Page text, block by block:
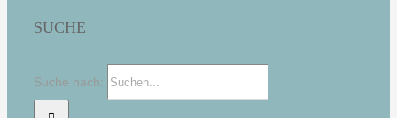
SUCHE
Suche nach: